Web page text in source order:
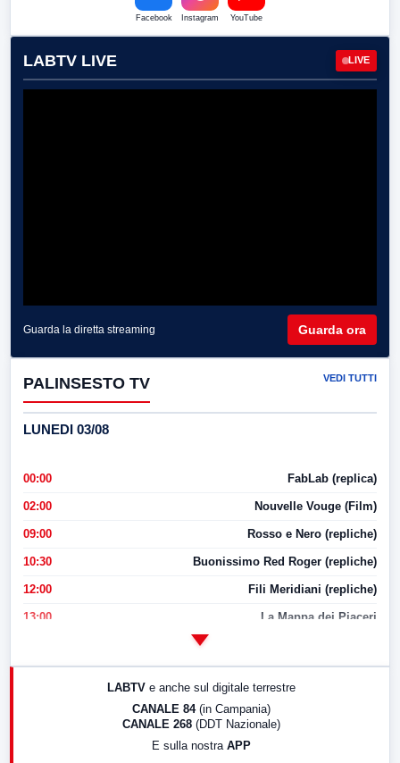
Facebook Instagram YouTube
LABTV LIVE LIVE
Guarda la diretta streaming Guarda ora
PALINSESTO TV VEDI TUTTI
LUNEDI 03/08
00:00 FabLab (replica)
02:00 Nouvelle Vouge (Film)
09:00 Rosso e Nero (repliche)
10:30 Buonissimo Red Roger (repliche)
12:00 Fili Meridiani (repliche)
13:00 La Mappa dei Piaceri
LABTV e anche sul digitale terrestre
CANALE 84 (in Campania)
CANALE 268 (DDT Nazionale)
E sulla nostra APP